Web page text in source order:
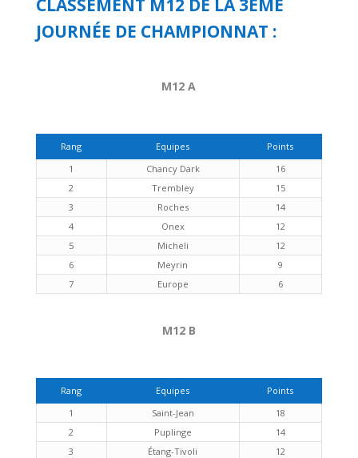
CLASSEMENT M12 DE LA 3ÈME
JOURNÉE DE CHAMPIONNAT :
M12 A
Rang Equipes
Points
1
Chancy Dark
16
2
Trembley
15
3
Roches
14
4
Onex
12
5
Micheli
12
6
Meyrin
9
7
Europe 6
M12 B
Rang Equipes
Points
1
Saint-Jean
18
2
Puplinge
14
3
Étang-Tivoli
12